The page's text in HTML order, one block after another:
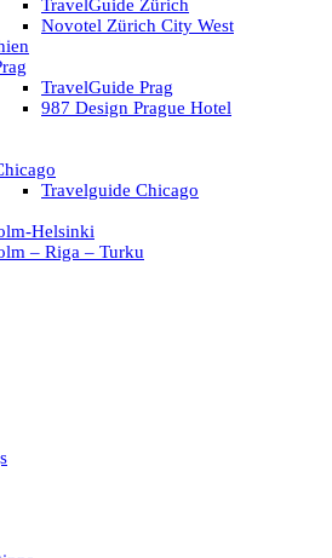
TravelGuide Zürich
Novotel Zürich City West
TravelGuide Prag
987 Design Prague Hotel
Travelguide Chicago
Helsinki
– Riga – Turku